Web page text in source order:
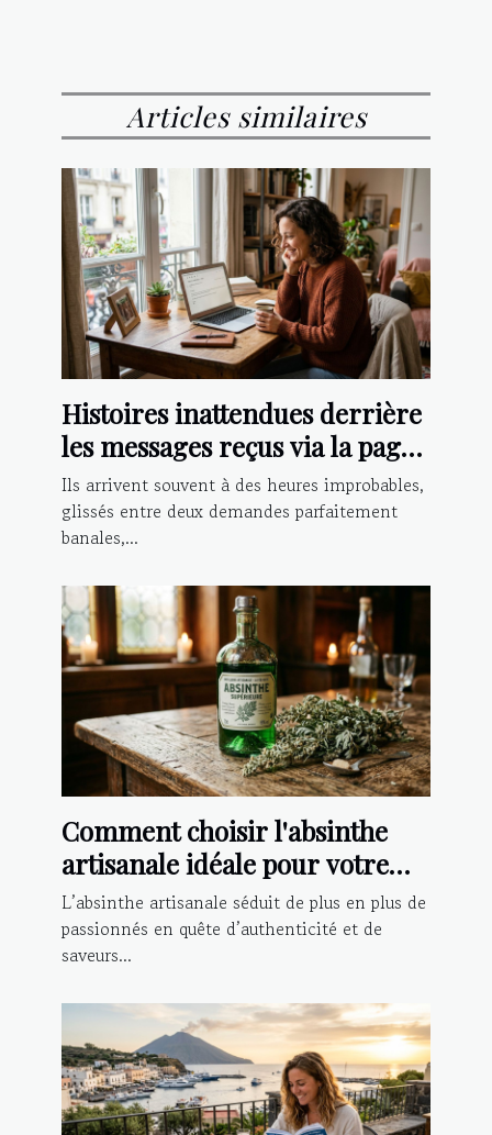
Articles similaires
Histoires inattendues derrière
les messages reçus via la page
contact
Ils arrivent souvent à des heures improbables,
glissés entre deux demandes parfaitement
banales,...
Comment choisir l'absinthe
artisanale idéale pour votre
palais ?
L’absinthe artisanale séduit de plus en plus de
passionnés en quête d’authenticité et de
saveurs...